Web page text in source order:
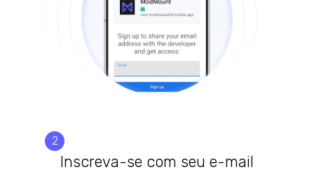
2
Inscreva-se com seu e-mail